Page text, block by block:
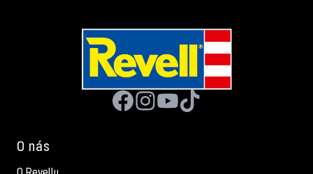
O nás